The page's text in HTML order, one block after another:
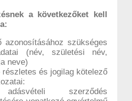
a következőket kell
azonosításához szükséges
(név, születési név,
neve)
részletes és jogilag kötelező
szerződés